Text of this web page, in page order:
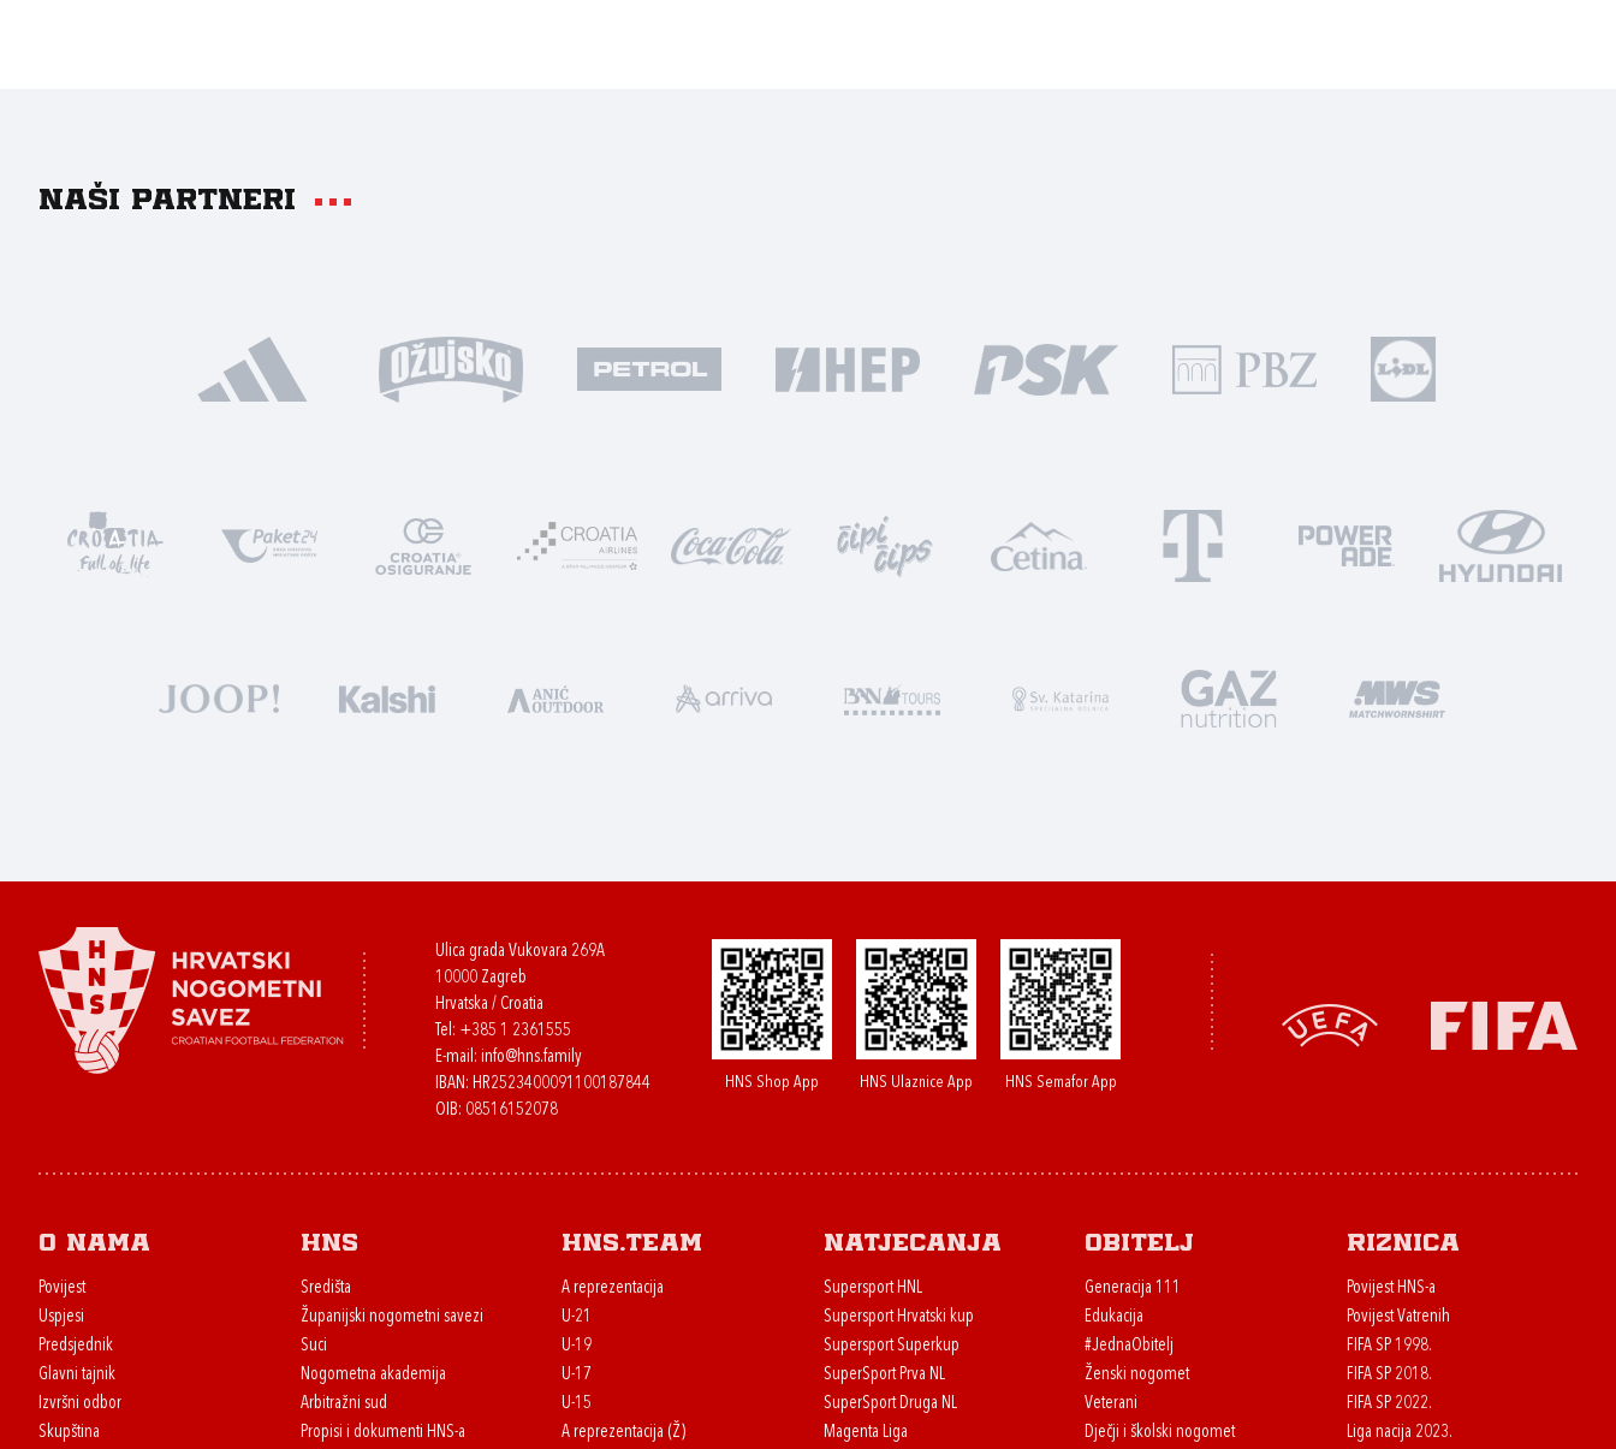
Naši partneri
Ulica grada Vukovara 269A
10000 Zagreb
Hrvatska / Croatia
Tel: +385 1 2361555
E-mail: info@hns.family
IBAN: HR2523400091100187844
OIB: 08516152078
HNS Shop App HNS Ulaznice App HNS Semafor App
O nama
Povijest
Uspjesi
Predsjednik
Glavni tajnik
Izvršni odbor
Skupština
HNS
Središta
Županijski nogometni savezi
Suci
Nogometna akademija
Arbitražni sud
Propisi i dokumenti HNS-a
HNS.team
A reprezentacija
U-21
U-19
U-17
U-15
A reprezentacija (Ž)
Natjecanja
Supersport HNL
Supersport Hrvatski kup
Supersport Superkup
SuperSport Prva NL
SuperSport Druga NL
Magenta Liga
Obitelj
Generacija 111
Edukacija
#JednaObitelj
Ženski nogomet
Veterani
Dječji i školski nogomet
Riznica
Povijest HNS-a
Povijest Vatrenih
FIFA SP 1998.
FIFA SP 2018.
FIFA SP 2022.
Liga nacija 2023.